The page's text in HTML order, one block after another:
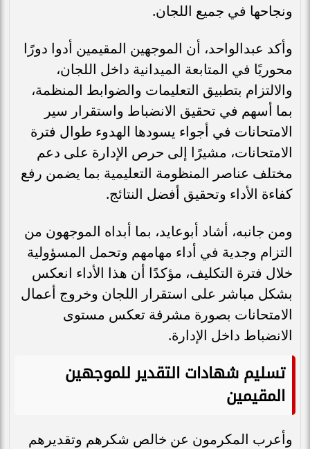
ونجاحها في جميع اللجان.
وأكد عبدالواحد، أن الموجهين المقيمين أدوا دورًا
محوريًا في المتابعة الميدانية داخل اللجان،
والالتزام بتطبيق التعليمات والضوابط المنظمة،
بما أسهم في تحقيق الانضباط واستقرار سير
الامتحانات في أجواء يسودها الهدوء طوال فترة
الامتحانات، مشيرًا إلى حرص الإدارة على دعم
مختلف عناصر المنظومة التعليمية بما يضمن رفع
كفاءة الأداء وتحقيق أفضل النتائج.
ومن جانبه، أشاد أبوعايد، بما أبداه الموجهون من
التزام وجدية في أداء مهامهم وتحمل المسؤولية
خلال فترة التكليف، مؤكدًا أن هذا الأداء انعكس
بشكل مباشر على استقرار اللجان وخروج أعمال
الامتحانات بصورة مشرفة تعكس مستوى
الانضباط داخل الإدارة.
تسليم شهادات التقدير للموجهين
المقيمين
وأعرب المكرمون عن خالص شكرهم وتقديرهم